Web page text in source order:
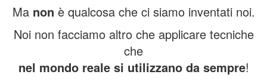
Ma non è qualcosa che ci siamo inventati noi.
Noi non facciamo altro che applicare tecniche
che
nel mondo reale si utilizzano da sempre!